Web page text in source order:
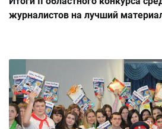
журналистов на лучший